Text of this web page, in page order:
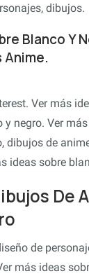
dibujos.
Blanco Y
Anime.
Ver más
y negro. Ver
dibujos de
ideas sobre
De
de
más ideas